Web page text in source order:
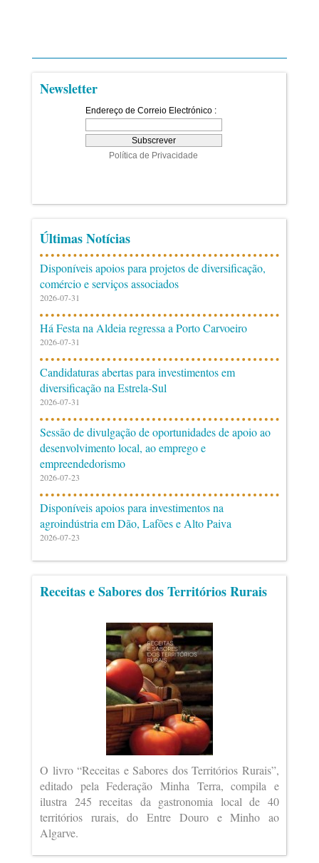
Newsletter
Últimas Notícias
Disponíveis apoios para projetos de diversificação,
comércio e serviços associados
2026-07-31
Há Festa na Aldeia regressa a Porto Carvoeiro
2026-07-31
Candidaturas abertas para investimentos em
diversificação na Estrela-Sul
2026-07-31
Sessão de divulgação de oportunidades de apoio ao
desenvolvimento local, ao emprego e
empreendedorismo
2026-07-23
Disponíveis apoios para investimentos na
agroindústria em Dão, Lafões e Alto Paiva
2026-07-23
Receitas e Sabores dos Territórios Rurais
O livro “Receitas e Sabores dos Territórios Rurais”,
editado pela Federação Minha Terra, compila e
ilustra 245 receitas da gastronomia local de 40
territórios rurais, do Entre Douro e Minho ao
Algarve.